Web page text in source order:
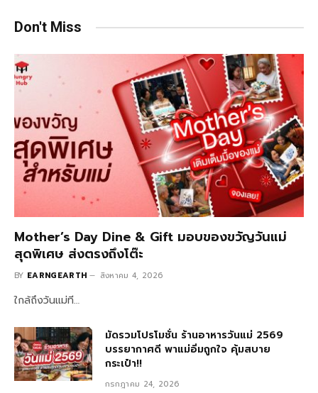
Don't Miss
Mother’s Day Dine & Gift มอบของขวัญวันแม่
สุดพิเศษ ส่งตรงถึงโต๊ะ
BY EARNGEARTH สิงหาคม 4, 2026
ใกล้ถึงวันแม่ที…
มัดรวมโปรโมชั่น ร้านอาหารวันแม่ 2569
บรรยากาศดี พาแม่อิ่มถูกใจ คุ้มสบาย
กระเป๋า!!
กรกฎาคม 24, 2026